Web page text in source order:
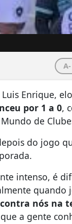
A-
Enrique,
por 1 a 0,
de
do jogo
intenso, é
nós na
a gente